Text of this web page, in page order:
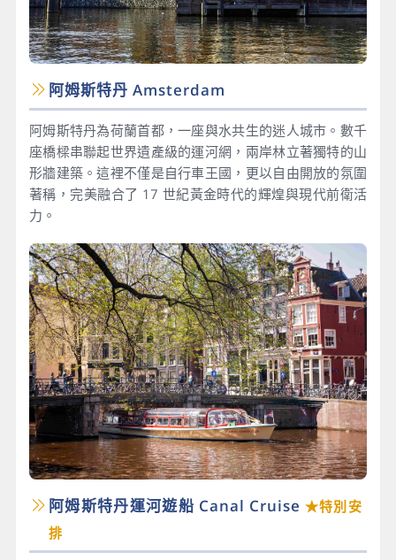
阿姆斯特丹 Amsterdam
阿姆斯特丹為荷蘭首都，一座與水共生的迷人城市。數千
座橋樑串聯起世界遺產級的運河網，兩岸林立著獨特的山
形牆建築。這裡不僅是自行車王國，更以自由開放的氛圍
著稱，完美融合了 17 世紀黃金時代的輝煌與現代前衛活
力。
阿姆斯特丹運河遊船 Canal Cruise ★特別安
排